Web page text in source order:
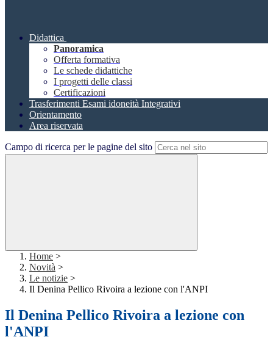
Didattica
Panoramica
Offerta formativa
Le schede didattiche
I progetti delle classi
Certificazioni
Trasferimenti Esami idoneità Integrativi
Orientamento
Area riservata
Campo di ricerca per le pagine del sito
Home >
Novità >
Le notizie >
Il Denina Pellico Rivoira a lezione con l'ANPI
Il Denina Pellico Rivoira a lezione con
l'ANPI